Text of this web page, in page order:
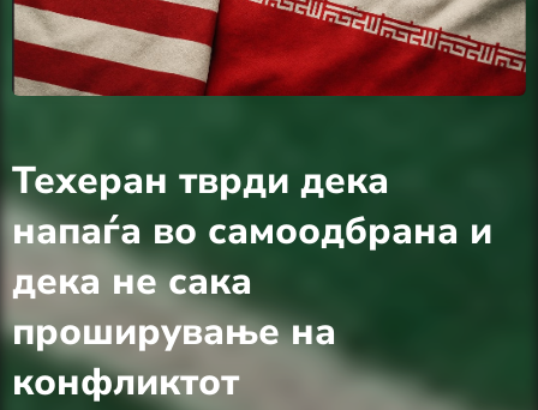
Техеран тврди дека
напаѓа во самоодбрана и
дека не сака
проширување на
конфликтот